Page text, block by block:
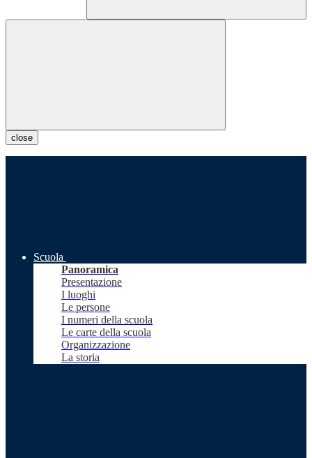
close
Scuola
Panoramica
Presentazione
I luoghi
Le persone
I numeri della scuola
Le carte della scuola
Organizzazione
La storia